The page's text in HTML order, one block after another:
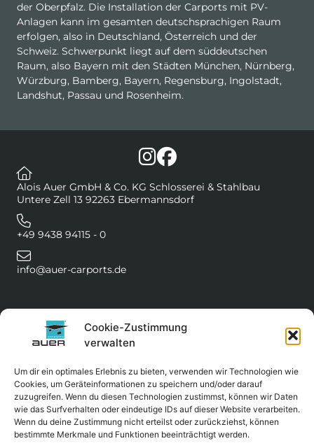
Cookie-Zustimmung
verwalten
Um dir ein optimales Erlebnis zu bieten, verwenden wir Technologien wie
Cookies, um Geräteinformationen zu speichern und/oder darauf
zuzugreifen. Wenn du diesen Technologien zustimmst, können wir Daten
wie das Surfverhalten oder eindeutige IDs auf dieser Website verarbeiten.
Wenn du deine Zustimmung nicht erteilst oder zurückziehst, können
bestimmte Merkmale und Funktionen beeinträchtigt werden.
der Oberpfalz. Die Installation der Carports mit PV-
Anlagen kann im gesamten deutschsprachigen Raum
erfolgen, also in Deutschland, Österreich und der
Schweiz. Schwerpunkt liegt auf dem süddeutschen
Raum, also Bayern mit den Städten München, Nürnberg,
Würzburg, Bamberg, Bayern, Regensburg, Ingolstadt,
Landshut, Passau und Rosenheim.
Alois Auer GmbH & Co. KG Schlosserei & Stahlbau
Untere Zell 13 92263 Ebermannsdorf
+49 9438 94115 - 0
info@auer-carports.de
Impressum
Datenschutz